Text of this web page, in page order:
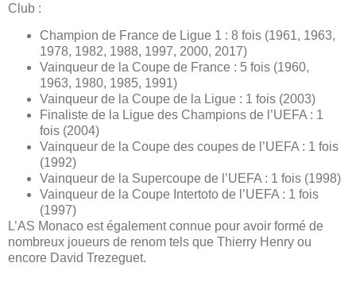
Club :
Champion de France de Ligue 1 : 8 fois (1961, 1963,
1978, 1982, 1988, 1997, 2000, 2017)
Vainqueur de la Coupe de France : 5 fois (1960,
1963, 1980, 1985, 1991)
Vainqueur de la Coupe de la Ligue : 1 fois (2003)
Finaliste de la Ligue des Champions de l’UEFA : 1
fois (2004)
Vainqueur de la Coupe des coupes de l’UEFA : 1 fois
(1992)
Vainqueur de la Supercoupe de l’UEFA : 1 fois (1998)
Vainqueur de la Coupe Intertoto de l’UEFA : 1 fois
(1997)
L’AS Monaco est également connue pour avoir formé de
nombreux joueurs de renom tels que Thierry Henry ou
encore David Trezeguet.